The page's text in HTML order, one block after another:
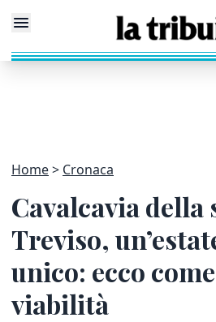
Home Cronaca
Cavalcavia della
Treviso,
unico: ecco
viabilità